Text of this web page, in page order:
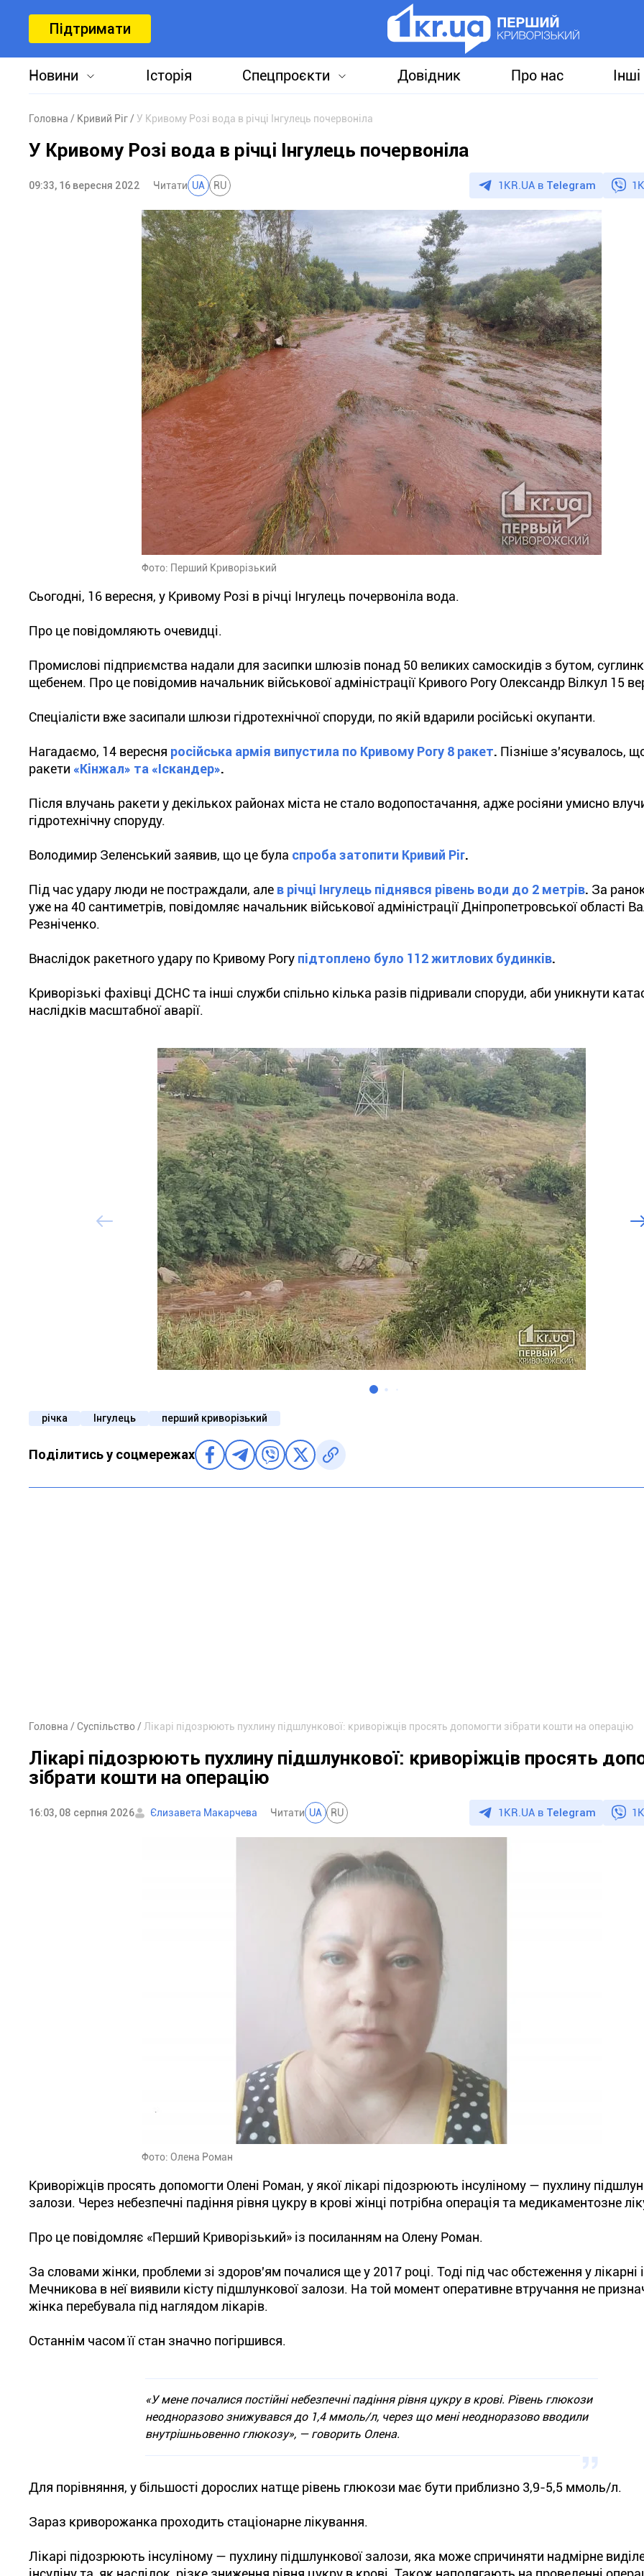
Підтримати
Новини Історія Спецпроєкти Довідник Про нас
Головна Кривий Ріг У Кривому Розі вода в річці Інгулець почервоніла
У Кривому Розі вода в річці Інгулець почервоніла
09:33, 16 вересня 2022 Читати UA RU 1KR.UA в Telegram
Фото: Перший Криворізький
Сьогодні, 16 вересня, у Кривому Розі в річці Інгулець почервоніла вода.
Про це повідомляють очевидці.
Промислові підприємства надали для засипки шлюзів понад 50 великих самоскидів з бутом,
щебенем. Про це повідомив начальник військової адміністрації Кривого Рогу Олександр Вілкул 15
Спеціалісти вже засипали шлюзи гідротехнічної споруди, по якій вдарили російські окупанти.
Нагадаємо, 14 вересня російська армія випустила по Кривому Рогу 8 ракет. Пізніше з'ясувалось,
ракети «Кінжал» та «Іскандер».
Після влучань ракети у декількох районах міста не стало водопостачання, адже росіяни умисно
гідротехнічну споруду.
Володимир Зеленський заявив, що це була спроба затопити Кривий Ріг.
Під час удару люди не постраждали, але в річці Інгулець піднявся рівень води до 2 метрів. За
уже на 40 сантиметрів, повідомляє начальник військової адміністрації Дніпропетровської області
Резніченко.
Внаслідок ракетного удару по Кривому Рогу підтоплено було 112 житлових будинків.
Криворізькі фахівці ДСНС та інші служби спільно кілька разів підривали споруди, аби уникнути
наслідків масштабної аварії.
річка Інгулець перший криворізький
Поділитись у соцмережах
Головна Суспільство Лікарі підозрюють пухлину підшлункової: криворіжців просять допомогти зібрати кошти на операцію
Лікарі підозрюють пухлину підшлункової: криворіжців просять
зібрати кошти на операцію
16:03, 08 серпня 2026 Єлизавета Макарчева Читати UA RU 1KR.UA в Telegram
Фото: Олена Роман
Криворіжців просять допомогти Олені Роман, у якої лікарі підозрюють інсуліному — пухлину
залози. Через небезпечні падіння рівня цукру в крові жінці потрібна операція та медикаментозне
Про це повідомляє «Перший Криворізький» із посиланням на Олену Роман.
За словами жінки, проблеми зі здоров'ям почалися ще у 2017 році. Тоді під час обстеження у лікарні
Мечникова в неї виявили кісту підшлункової залози. На той момент оперативне втручання не
жінка перебувала під наглядом лікарів.
Останнім часом її стан значно погіршився.
«У мене почалися постійні небезпечні падіння рівня цукру в крові. Рівень глюкози
неодноразово знижувався до 1,4 ммоль/л, через що мені неодноразово вводили
внутрішньовенно глюкозу», — говорить Олена.
Для порівняння, у більшості дорослих натще рівень глюкози має бути приблизно 3,9-5,5 ммоль/л.
Зараз криворожанка проходить стаціонарне лікування.
Лікарі підозрюють інсуліному — пухлину підшлункової залози, яка може спричиняти надмірне